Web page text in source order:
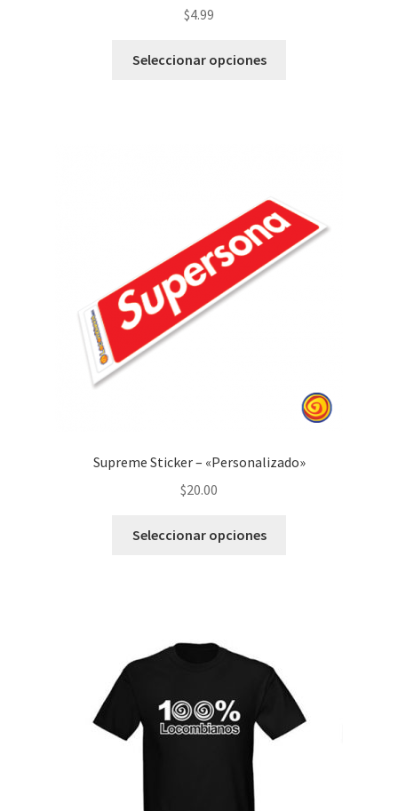
$4.99
Seleccionar opciones
Supreme Sticker – «Personalizado»
$20.00
Seleccionar opciones